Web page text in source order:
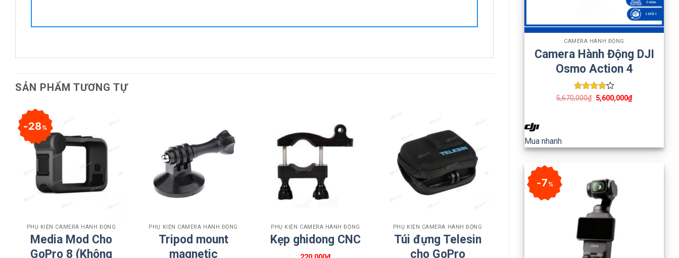
+
CAMERA HÀNH ĐỘNG
Camera Hành Động DJI
Osmo Action 4
Được
5,670,000₫ 5,600,000₫
Mua nhanh
7%
SẢN PHẨM TƯƠNG TỰ
28%
PHỤ KIỆN CAMERA HÀNH ĐỘNG
Media Mod Cho
GoPro 8 (Không
PHỤ KIỆN CAMERA HÀNH ĐỘNG
Tripod mount
magnetic
PHỤ KIỆN CAMERA HÀNH ĐỘNG
Kẹp ghidong CNC
PHỤ KIỆN CAMERA HÀNH ĐỘNG
Túi đựng Telesin
cho GoPro